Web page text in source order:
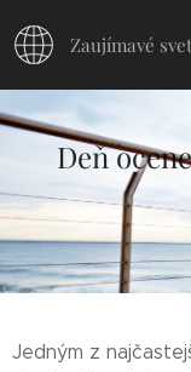
Zaujímavé
Deň
Jedným z